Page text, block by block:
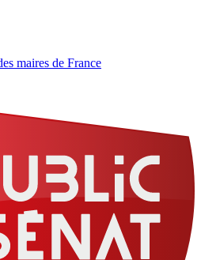
maires de France